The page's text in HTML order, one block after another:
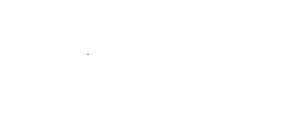
Розпочати вже сьогодні